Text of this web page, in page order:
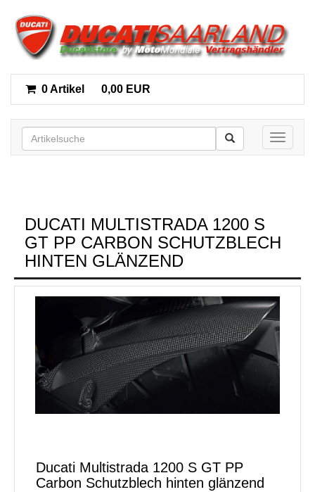
0 Artikel 0,00 EUR
Toggle
DUCATI MULTISTRADA 1200 S
GT PP CARBON SCHUTZBLECH
HINTEN GLÄNZEND
Ducati Multistrada 1200 S GT PP
Carbon Schutzblech hinten glänzend